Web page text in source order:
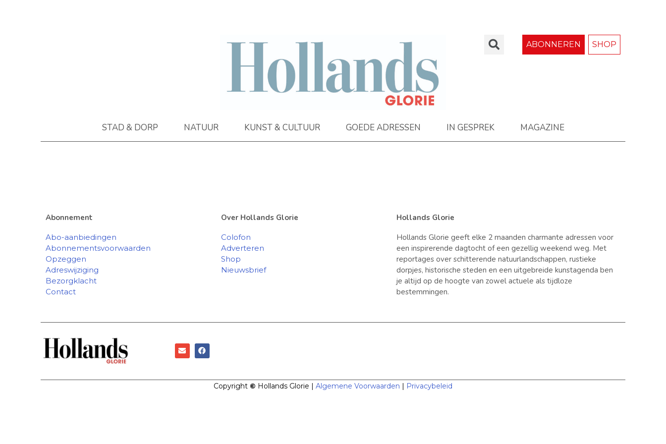
ABONNEREN SHOP
STAD & DORP NATUUR KUNST & CULTUUR GOEDE ADRESSEN IN GESPREK MAGAZINE
Abonnement
Abo-aanbiedingen
Abonnementsvoorwaarden
Opzeggen
Adreswijziging
Bezorgklacht
Contact
Over Hollands Glorie
Colofon
Adverteren
Shop
Nieuwsbrief
Hollands Glorie
Hollands Glorie geeft elke 2 maanden charmante adressen voor
een inspirerende dagtocht of een gezellig weekend weg. Met
reportages over schitterende natuurlandschappen, rustieke
dorpjes, historische steden en een uitgebreide kunstagenda ben
je altijd op de hoogte van zowel actuele als tijdloze
bestemmingen.
Copyright © Hollands Glorie | Algemene Voorwaarden | Privacybeleid